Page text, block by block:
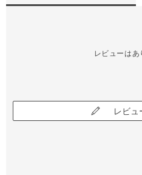
レビューはあ
レビュ